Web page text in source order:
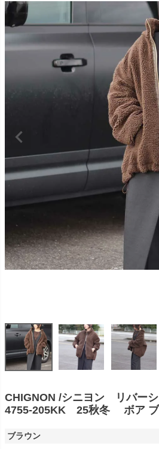
CHIGNON /シニヨン リバー
4755-205KK 25秋冬 ボア ブ
ブラウン